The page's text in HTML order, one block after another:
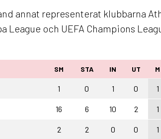
annat representerat klubbarna
League och UEFA Champions
SM STA IN UT M
1 0 1 0 1
16 6 10 2 1
2 2 0 0 1